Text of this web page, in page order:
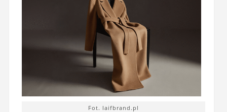
Fot. laifbrand.pl